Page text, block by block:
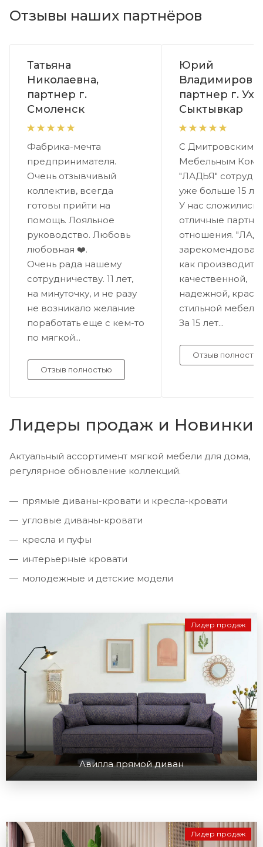
Отзывы наших партнёров
Татьяна
Николаевна,
партнер г.
Смоленск
Фабрика-мечта
предпринимателя.
Очень отзывчивый
коллектив, всегда
готовы прийти на
помощь. Лояльное
руководство. Любовь
любовная ❤️.
Очень рада нашему
сотрудничеству. 11 лет,
на минуточку, и не разу
не возникало желание
поработать еще с кем-то
по мягкой...
Отзыв полностью
Юрий
партнер г.
Сыктывкар
С Дмитровским
Мебельным
"ЛАДЬЯ"
уже больше 15
У нас сложились
отличные
отношения.
как
качественной,
надежной,
стильной мебели.
За 15 лет...
Отзыв
Лидеры продаж и Новинки
Актуальный ассортимент мягкой мебели для дома,
регулярное обновление коллекций.
прямые диваны-кровати и кресла-кровати
угловые диваны-кровати
кресла и пуфы
интерьерные кровати
молодежные и детские модели
Лидер продаж
Авилла прямой диван
Лидер продаж